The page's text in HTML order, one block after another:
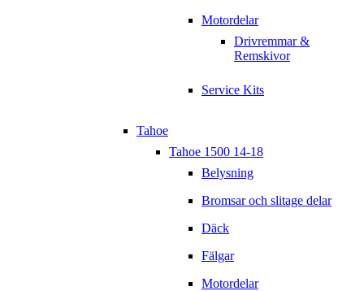
Motordelar
Drivremmar &
Remskivor
Service Kits
Tahoe
Tahoe 1500 14-18
Belysning
Bromsar och slitage delar
Däck
Fälgar
Motordelar